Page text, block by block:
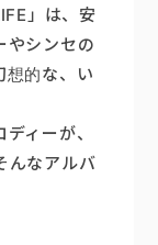
」は、安
やシンセの
想的な、い
ィーが、
んなアルバ